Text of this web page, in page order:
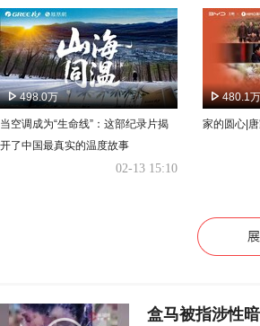
498.0万
当空调成为“生命线”：这部纪录片揭
开了中国最真实的温度故事
02-13 15:10
480.1万
家的圆心|
盒马被指涉性